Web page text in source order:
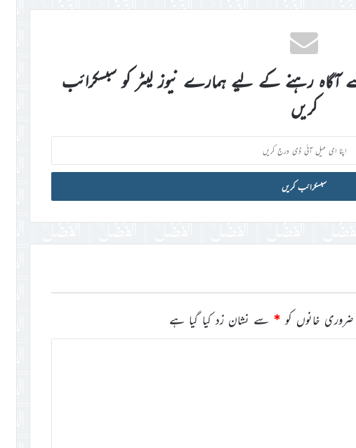
آگاہ رہنے کے لیے ہمارے نیوز لیٹر کو سبسکرائب
کریں
ضروری خانوں کو * سے نشان زد کیا گیا ہے